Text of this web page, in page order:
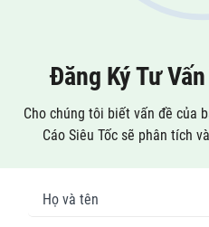
Đăng Ký Tư
Cho chúng tôi biết vấn đề của
Cáo Siêu Tốc sẽ phân tích